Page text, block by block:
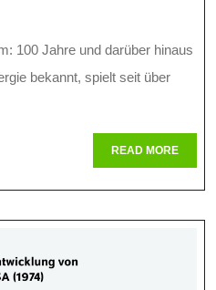
100 Jahre und darüber hinaus
bekannt, spielt seit über
READ MOREREAD
MORE